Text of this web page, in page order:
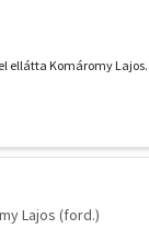
ellátta Komáromy Lajos.
Lajos (ford.)